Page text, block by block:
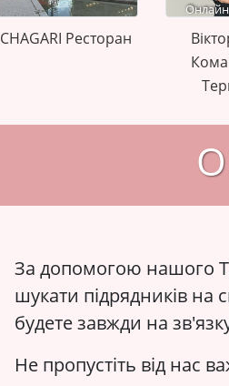
CHAGARI Ресторан
Онлайн
За допомогою нашого
шукати підрядників на
будете завжди на
Не пропустіть від нас